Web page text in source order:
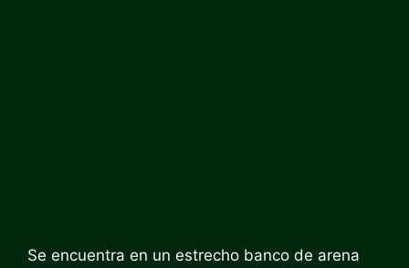
Se encuentra en un estrecho banco de arena